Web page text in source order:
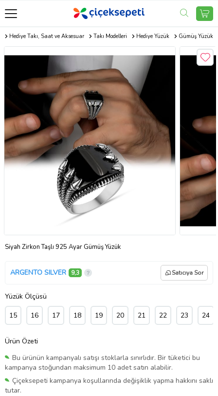
Hediye Takı, Saat ve Aksesuar Takı Modelleri Hediye Yüzük Gümüş Yüzük
Siyah Zirkon Taşlı 925 Ayar Gümüş Yüzük
ARGENTO SILVER 9,3 Satıcıya Sor
Yüzük Ölçüsü
15 16 17 18 19 20 21 22 23 24
Ürün Özeti
Bu ürünün kampanyalı satışı stoklarla sınırlıdır. Bir tüketici bu
kampanya stoğundan maksimum 10 adet satın alabilir.
Çiçeksepeti kampanya koşullarında değişiklik yapma hakkını saklı
tutar.